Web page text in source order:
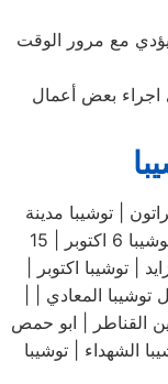
| توشيبا مدينة
نصر | توشيبا مدينة العاشر من رمضان | توشيبا 6 اكتوبر | 15
| توشيبا اكتوبر |
المعادي | |
القناطر | ابو حمص
الشهداء | توشيبا